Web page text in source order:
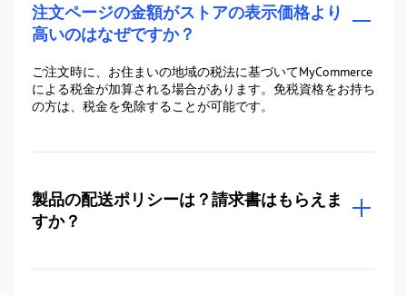
注文ページの金額がストアの表示価格より
高いのはなぜですか？
ご注文時に、お住まいの地域の税法に基づいてMyCommerce
による税金が加算される場合があります。免税資格をお持ち
の方は、税金を免除することが可能です。
製品の配送ポリシーは？請求書はもらえま
すか？